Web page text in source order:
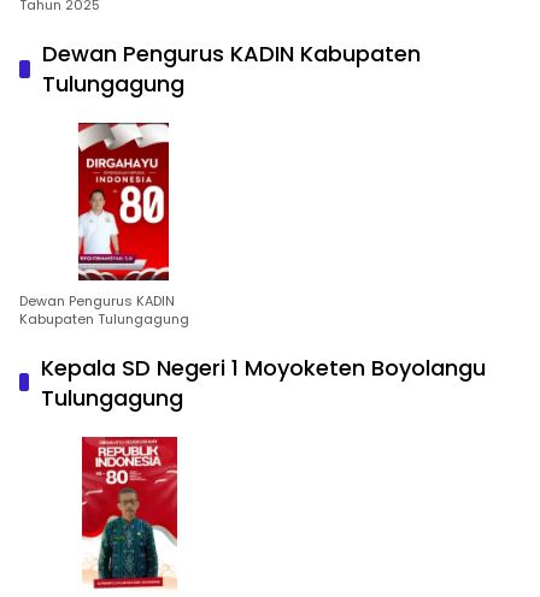
Tahun 2025
Dewan Pengurus KADIN Kabupaten
Tulungagung
Dewan Pengurus KADIN
Kabupaten Tulungagung
Kepala SD Negeri 1 Moyoketen Boyolangu
Tulungagung